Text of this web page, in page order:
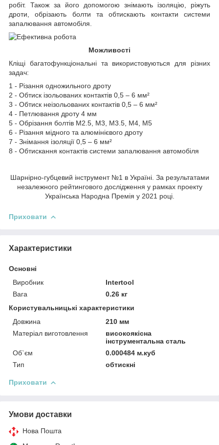
робіт. Також за його допомогою знімають ізоляцію, ріжуть
дроти, обрізають болти та обтискають контакти системи
запалювання автомобіля.
Можливості
Кліщі багатофункціональні та використовуються для різних
задач:
1 - Різання одножильного дроту
2 - Обтиск ізольованих контактів 0,5 – 6 мм²
3 - Обтиск неізольованих контактів 0,5 – 6 мм²
4 - Петлювання дроту 4 мм
5 - Обрізання болтів M2.5, M3, M3.5, M4, M5
6 - Різання мідного та алюмінієвого дроту
7 - Знімання ізоляції 0,5 – 6 мм²
8 - Обтискання контактів системи запалювання автомобіля
Шарнірно-губцевий інструмент №1 в Україні. За результатами
незалежного рейтингового дослідження у рамках проекту
Українська Народна Премія у 2021 році.
Приховати
Характеристики
Основні
Виробник
Intertool
Вага
0.26 кг
Користувальницькі характеристики
Довжина
210 мм
Матеріал виготовлення
високоякісна
інструментальна сталь
Об`єм
0.000484 м.куб
Тип
обтискні
Приховати
Умови доставки
Нова Пошта